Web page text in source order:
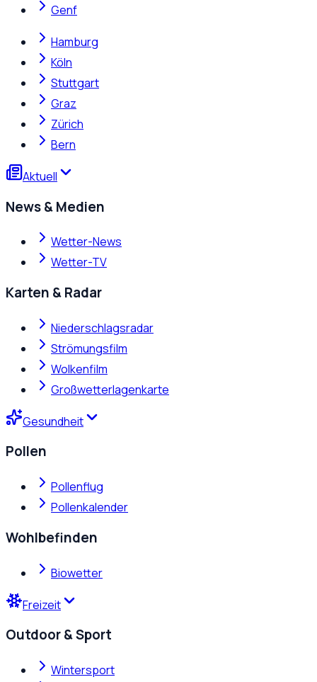
Genf
Hamburg
Köln
Stuttgart
Graz
Zürich
Bern
Aktuell
News & Medien
Wetter-News
Wetter-TV
Karten & Radar
Niederschlagsradar
Strömungsfilm
Wolkenfilm
Großwetterlagenkarte
Gesundheit
Pollen
Pollenflug
Pollenkalender
Wohlbefinden
Biowetter
Freizeit
Outdoor & Sport
Wintersport